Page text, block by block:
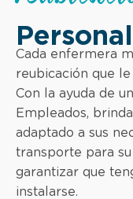
Cada enfermera
reubicación que
Con la ayuda de
Empleados,
adaptado a sus
transporte para
garantizar que
instalarse.